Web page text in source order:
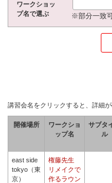
ワークショッ
プ名で選ぶ
※部分一致
講習会名をクリックすると、詳細
開催場所
ワークショ
ップ名
サブタ
ル
east side
tokyo（東
京）
権藤先生
リメイクで
作るラウン